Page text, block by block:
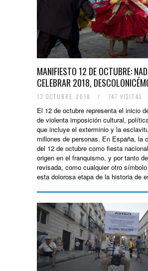
MANIFIESTO 12 DE OCTUBRE:
CELEBRAR 2018,
13 OCTUBRE, 2018 / 747 VISITAS
El 12 de octubre representa el inicio
de violenta imposición cultural,
que incluye el exterminio y la
millones de personas. En España, la
del 12 de octubre como fiesta
origen en el franquismo, y por tanto
revisada, como cualquier otro
esta dolorosa etapa de la historia de